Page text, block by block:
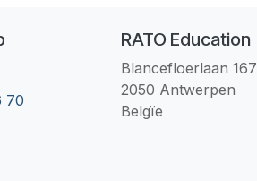
70
RATO Education
Blancefloerlaan 167
2050 Antwerpen
Belgïe